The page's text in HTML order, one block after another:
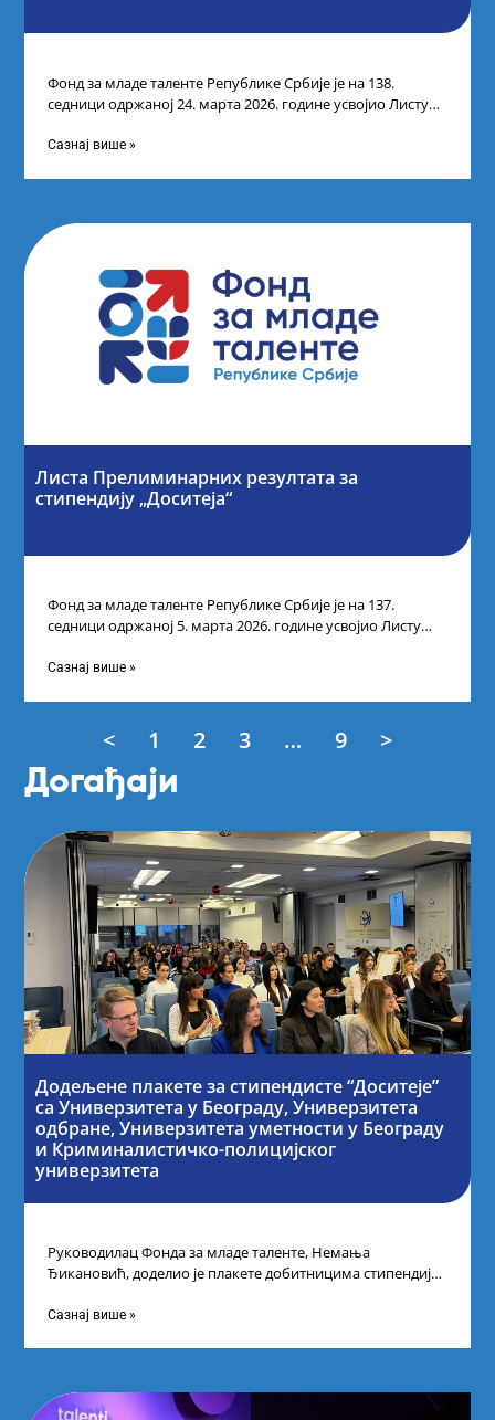
Фонд за младе таленте Републике Србије је на 138.
седници одржаној 24. марта 2026. године усвојио Листу
Сазнај више »
Листа Прелиминарних резултата за
стипендију „Доситеја“
Фонд за младе таленте Републике Србије је на 137.
седници одржаној 5. марта 2026. године усвојио Листу
Сазнај више »
< 1 2 3 … 9 >
Догађаји
Додељене плакете за стипендисте “Доситеје”
са Универзитета у Београду, Универзитета
одбране, Универзитета уметности у Београду
и Криминалистичко-полицијског
универзитета
Руководилац Фонда за младе таленте, Немања
Ђикановић, доделио је плакете добитницима стипендије
технолошком парку
Сазнај више »